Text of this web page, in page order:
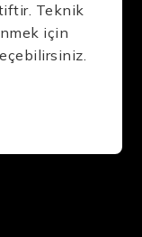
Teknik
için